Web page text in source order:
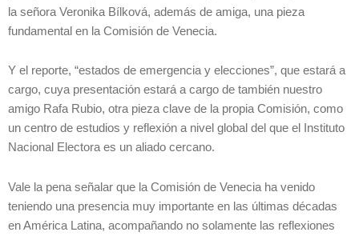
la señora Veronika Bílková, además de amiga, una pieza
fundamental en la Comisión de Venecia.
Y el reporte, “estados de emergencia y elecciones”, que estará a
cargo, cuya presentación estará a cargo de también nuestro
amigo Rafa Rubio, otra pieza clave de la propia Comisión, como
un centro de estudios y reflexión a nivel global del que el Instituto
Nacional Electora es un aliado cercano.
Vale la pena señalar que la Comisión de Venecia ha venido
teniendo una presencia muy importante en las últimas décadas
en América Latina, acompañando no solamente las reflexiones